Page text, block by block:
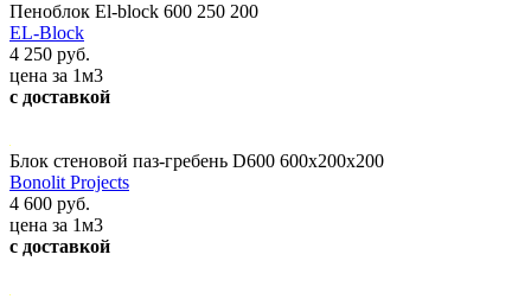
Пеноблок El-block 600 250 200
EL-Block
4 250 руб.
цена за 1м3
с доставкой
Блок стеновой паз-гребень D600 600х200х200
Bonolit Projects
4 600 руб.
цена за 1м3
с доставкой